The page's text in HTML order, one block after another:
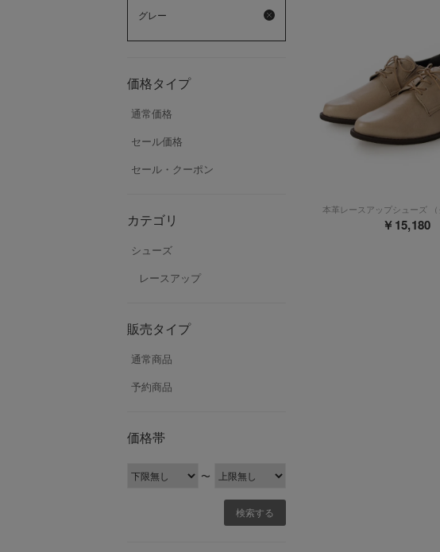
グレー
価格タイプ
通常価格
セール価格
セール・クーポン
カテゴリ
シューズ
レースアップ
販売タイプ
通常商品
予約商品
価格帯
〜
本革レースアップシューズ （
￥15,180